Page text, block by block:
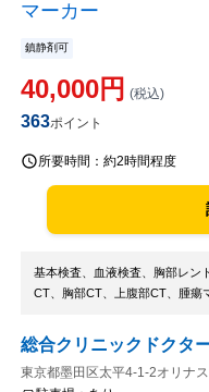
マーカー
鎮静剤可
40,000円 (税込)
363ポイント
所要時間： 約2時間程度
基本検査、血液検査、胸部レン
CT、胸部CT、上腹部CT、腫瘍
総合クリニックドクタ
東京都墨田区太平4-1-2オリナ